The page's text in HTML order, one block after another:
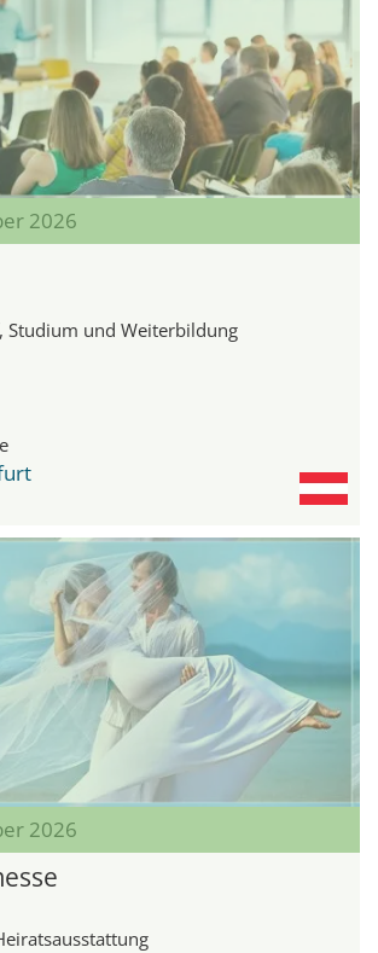
2026
Studium und Weiterbildung
2026